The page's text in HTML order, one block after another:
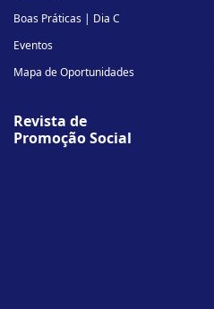
Boas Práticas | Dia C
Eventos
Mapa de Oportunidades
Revista de
Promoção Social